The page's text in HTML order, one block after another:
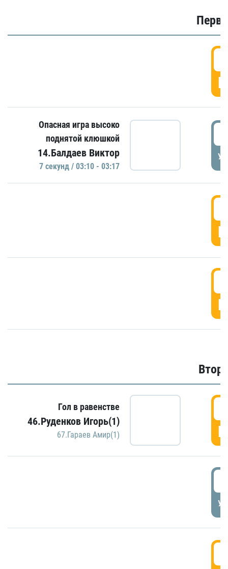
Опасная игра высоко
поднятой клюшкой
14.Балдаев Виктор
7 секунд / 03:10 - 03:17
Гол в равенстве
46.Руденков Игорь(1)
67.Гараев Амир(1)